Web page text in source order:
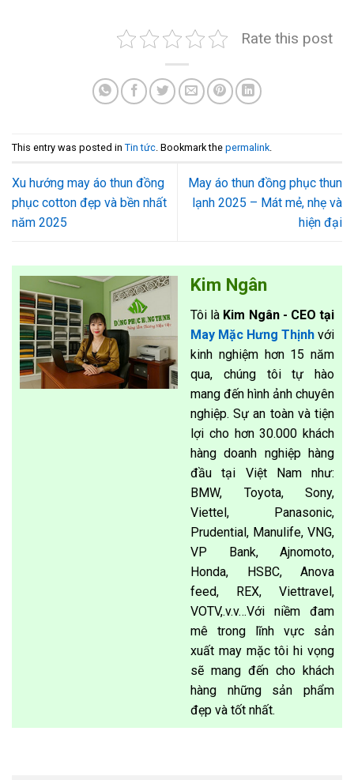
Rate this post
This entry was posted in Tin tức . Bookmark the permalink
Xu hướng may áo thun đồng
phục cotton đẹp và bền nhất
năm 2025
May áo thun đồng phục thun
lạnh 2025 – Mát mẻ, nhẹ và
hiện đại
Kim Ngân
Tôi là Kim Ngân - CEO tại
May Mặc Hưng Thịnh với
kinh nghiệm hơn 15 năm
qua, chúng tôi tự hào
mang đến hình ảnh chuyên
nghiệp. Sự an toàn và tiện
lợi cho hơn 30.000 khách
hàng doanh nghiệp hàng
đầu tại Việt Nam như:
BMW, Toyota, Sony,
Viettel, Panasonic,
Prudential, Manulife, VNG,
VP Bank, Ajnomoto,
Honda, HSBC, Anova
feed, REX, Viettravel,
VOTV,.v.v…Với niềm đam
mê trong lĩnh vực sản
xuất may mặc tôi hi vọng
sẽ mang đến cho khách
hàng những sản phẩm
đẹp và tốt nhất.